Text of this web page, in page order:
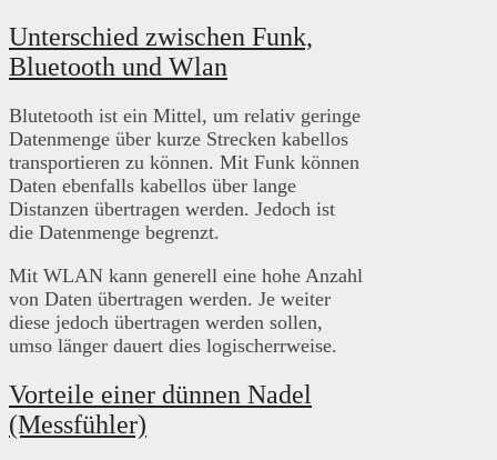
Unterschied zwischen Funk,
Bluetooth und Wlan
Blutetooth ist ein Mittel, um relativ geringe
Datenmenge über kurze Strecken kabellos
transportieren zu können. Mit Funk können
Daten ebenfalls kabellos über lange
Distanzen übertragen werden. Jedoch ist
die Datenmenge begrenzt.
Mit WLAN kann generell eine hohe Anzahl
von Daten übertragen werden. Je weiter
diese jedoch übertragen werden sollen,
umso länger dauert dies logischerrweise.
Vorteile einer dünnen Nadel
(Messfühler)